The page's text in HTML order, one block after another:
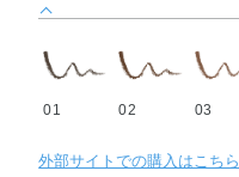
01 02 03
外部サイトでの購入はこちら